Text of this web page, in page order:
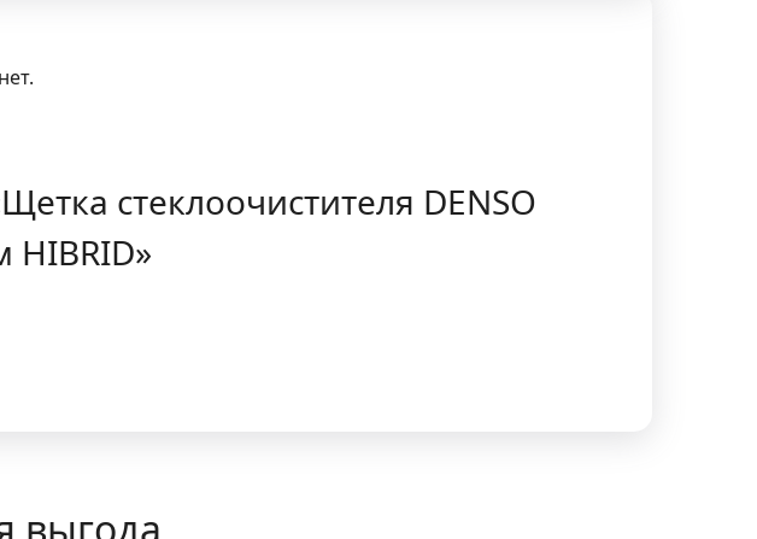
стеклоочистителя DENSO
HIBRID»
выгода